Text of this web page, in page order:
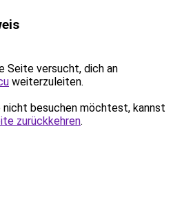
Seite versucht, dich an
weiterzuleiten.
nicht besuchen möchtest, kannst
zurückkehren.